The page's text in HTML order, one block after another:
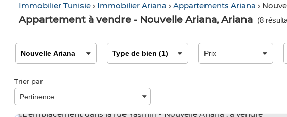
Immobilier Tunisie Immobilier Ariana Appartements Ariana
Appartement à vendre - Nouvelle Ariana, Ariana (8
Trier par